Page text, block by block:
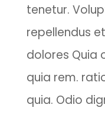
tenetur.
repellendus
dolores Quia
quia rem.
quia. Odio